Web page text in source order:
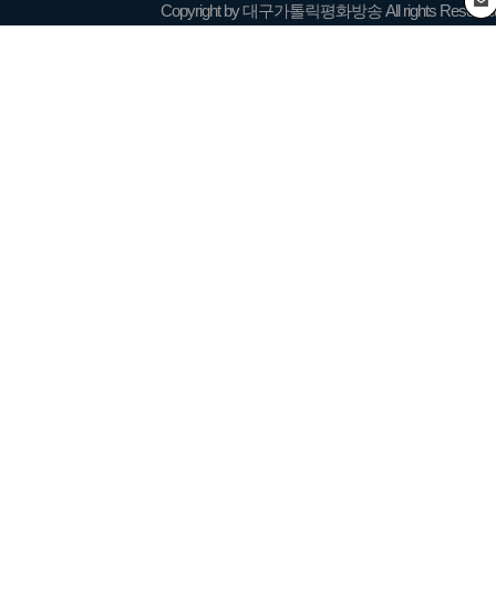
Copyright by 대구가톨릭평화방송 All rights